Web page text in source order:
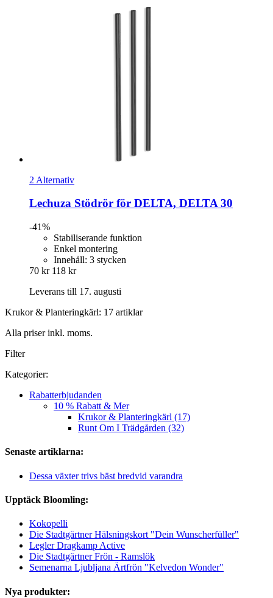
2 Alternativ
Lechuza Stödrör för DELTA, DELTA 30
-41%
Stabiliserande funktion
Enkel montering
Innehåll: 3 stycken
70 kr 118 kr
Leverans till 17. augusti
Krukor & Planteringkärl: 17 artiklar
Alla priser inkl. moms.
Filter
Kategorier:
Rabatterbjudanden
10 % Rabatt & Mer
Krukor & Planteringkärl (17)
Runt Om I Trädgården (32)
Senaste artiklarna:
Dessa växter trivs bäst bredvid varandra
Upptäck Bloomling:
Kokopelli
Die Stadtgärtner Hälsningskort "Dein Wunscherfüller"
Legler Dragkamp Active
Die Stadtgärtner Frön - Ramslök
Semenarna Ljubljana Ärtfrön "Kelvedon Wonder"
Nya produkter: